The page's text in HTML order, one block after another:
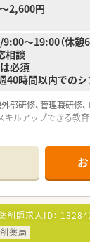
2,600円
～19:00（休憩
相談
必須
40時間以内での
部研修、管理職研修
キルアップできる教
剤師求人ID：
薬局